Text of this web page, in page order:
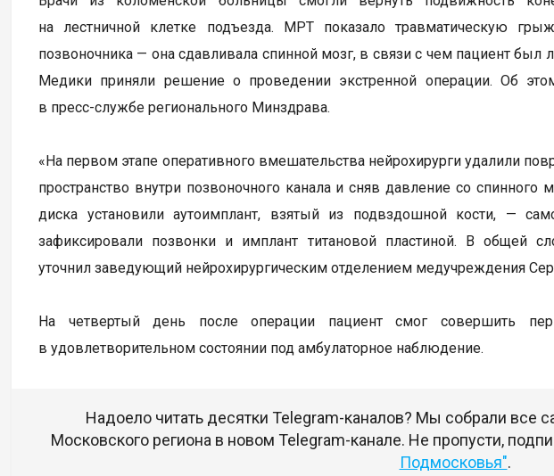
на лестничной клетке подъезда. МРТ показало травматическую
позвоночника — она сдавливала спинной мозг, в связи с чем пациент был
Медики приняли решение о проведении экстренной операции. Об
в пресс-службе регионального Минздрава.
«На первом этапе оперативного вмешательства нейрохирурги удалили
пространство внутри позвоночного канала и сняв давление со
диска установили аутоимплант, взятый из подвздошной кости, —
зафиксировали позвонки и имплант титановой пластиной. В общей
уточнил заведующий нейрохирургическим отделением медучреждения
На четвертый день после операции пациент смог совершить
в удовлетворительном состоянии под амбулаторное наблюдение.
Надоело читать десятки Telegram-каналов? Мы собрали все
Московского региона в новом Telegram-канале. Не пропусти,
Подмосковья".